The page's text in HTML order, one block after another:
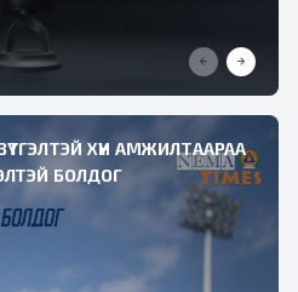
ХҮН АМЖИЛТААРАА
БОЛДОГ